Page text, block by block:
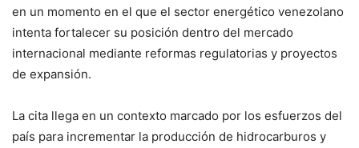
en un momento en el que el sector energético venezolano
intenta fortalecer su posición dentro del mercado
internacional mediante reformas regulatorias y proyectos
de expansión.
La cita llega en un contexto marcado por los esfuerzos del
país para incrementar la producción de hidrocarburos y